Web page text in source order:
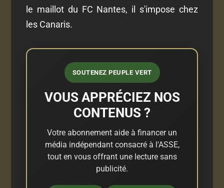
le maillot du FC Nantes, il s'impose chez
les Canaris.
SOUTENEZ PEUPLE VERT
VOUS APPRÉCIEZ NOS
CONTENUS ?
Votre abonnement aide à financer un
média indépendant consacré à l'ASSE,
tout en vous offrant une lecture sans
publicité.